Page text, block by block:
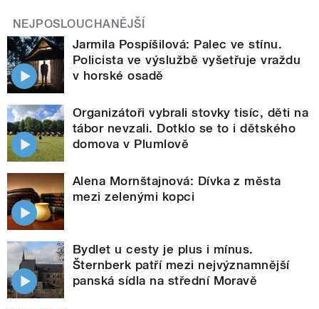
NEJPOSLOUCHANĚJŠÍ
Jarmila Pospíšilová: Palec ve stínu.
Policista ve výslužbě vyšetřuje vraždu
v horské osadě
Organizátoři vybrali stovky tisíc, děti na
tábor nevzali. Dotklo se to i dětského
domova v Plumlově
Alena Mornštajnová: Dívka z města
mezi zelenými kopci
Bydlet u cesty je plus i mínus.
Šternberk patří mezi nejvýznamnější
panská sídla na střední Moravě